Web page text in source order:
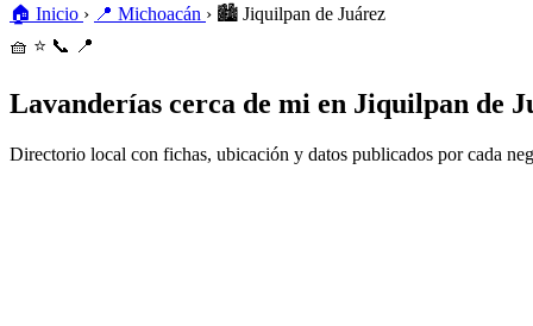
🏠 Inicio › 📍 Michoacán › 🏙️ Jiquilpan de Juárez
🧺 ⭐ 📞 📍
Lavanderías cerca de mi en Jiquilpan de
Directorio local con fichas, ubicación y datos publicados por cada